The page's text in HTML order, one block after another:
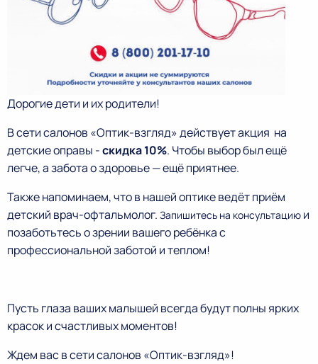
Дорогие дети и их родители!
В сети салонов «Оптик-взгляд» действует акция на
детские оправы -скидка 10%. Чтобы выбор был ещё
легче, а забота о здоровье — ещё приятнее.
Также напоминаем, что в нашей оптике ведёт приём
детский врач-офтальмолог. Запишитесь на консультацию и
позаботьтесь о зрении вашего ребёнка с
профессиональной заботой и теплом!
Пусть глаза ваших малышей всегда будут полны ярких
красок и счастливых моментов!
Ждем вас в сети салонов «Оптик-взгляд»!